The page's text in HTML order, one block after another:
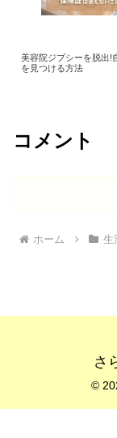
美容院ジプシーを脱出!
を見つける方法
コメント
ホーム 生
さ
©